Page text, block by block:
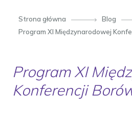
Strona główna
Blog
Program XI Międzynarodowej
Program XI
Konferencji